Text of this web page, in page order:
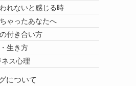
れないと感じる時
ゃったあなたへ
付き合い方
生き方
ス心理
について